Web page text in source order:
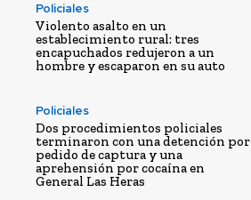
Policiales
Violento asalto en un
establecimiento rural: tres
encapuchados redujeron a un
hombre y escaparon en su auto
Policiales
Dos procedimientos policiales
terminaron con una detención por
pedido de captura y una
aprehensión por cocaína en
General Las Heras